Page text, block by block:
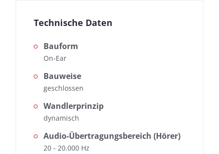
Technische Daten
Bauform
On-Ear
Bauweise
geschlossen
Wandlerprinzip
dynamisch
Audio-Übertragungsbereich (Hörer)
20 - 20.000 Hz